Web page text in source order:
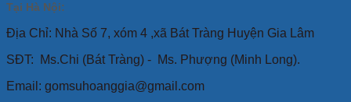
Tại Hà Nội:
Địa Chỉ: Nhà Số 7, xóm 4 ,xã Bát Tràng Huyện Gia Lâm
SĐT:
Ms.Chi (Bát Tràng) - Ms. Phượng (Minh Long).
Email: gomsuhoanggia@gmail.com